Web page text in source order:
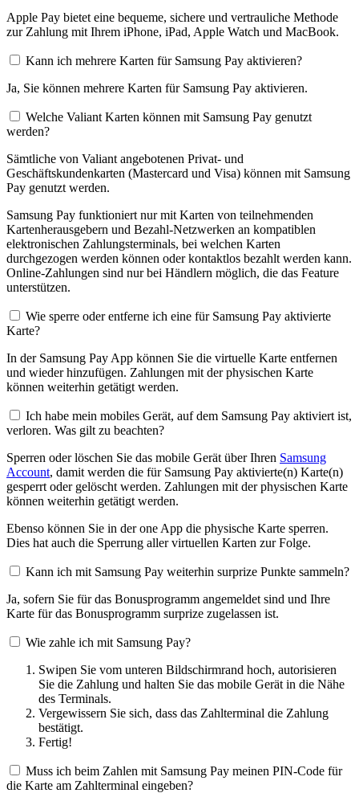
Apple Pay bietet eine bequeme, sichere und vertrauliche Methode
zur Zahlung mit Ihrem iPhone, iPad, Apple Watch und MacBook.
Kann ich mehrere Karten für Samsung Pay aktivieren?
Ja, Sie können mehrere Karten für Samsung Pay aktivieren.
Welche Valiant Karten können mit Samsung Pay genutzt
werden?
Sämtliche von Valiant angebotenen Privat- und
Geschäftskundenkarten (Mastercard und Visa) können mit Samsung
Pay genutzt werden.
Samsung Pay funktioniert nur mit Karten von teilnehmenden
Kartenherausgebern und Bezahl-Netzwerken an kompatiblen
elektronischen Zahlungsterminals, bei welchen Karten
durchgezogen werden können oder kontaktlos bezahlt werden kann.
Online-Zahlungen sind nur bei Händlern möglich, die das Feature
unterstützen.
Wie sperre oder entferne ich eine für Samsung Pay aktivierte
Karte?
In der Samsung Pay App können Sie die virtuelle Karte entfernen
und wieder hinzufügen. Zahlungen mit der physischen Karte
können weiterhin getätigt werden.
Ich habe mein mobiles Gerät, auf dem Samsung Pay aktiviert ist,
verloren. Was gilt zu beachten?
Sperren oder löschen Sie das mobile Gerät über Ihren Samsung
Account, damit werden die für Samsung Pay aktivierte(n) Karte(n)
gesperrt oder gelöscht werden. Zahlungen mit der physischen Karte
können weiterhin getätigt werden.
Ebenso können Sie in der one App die physische Karte sperren.
Dies hat auch die Sperrung aller virtuellen Karten zur Folge.
Kann ich mit Samsung Pay weiterhin surprize Punkte sammeln?
Ja, sofern Sie für das Bonusprogramm angemeldet sind und Ihre
Karte für das Bonusprogramm surprize zugelassen ist.
Wie zahle ich mit Samsung Pay?
Swipen Sie vom unteren Bildschirmrand hoch, autorisieren
Sie die Zahlung und halten Sie das mobile Gerät in die Nähe
des Terminals.
Vergewissern Sie sich, dass das Zahlterminal die Zahlung
bestätigt.
Fertig!
Muss ich beim Zahlen mit Samsung Pay meinen PIN-Code für
die Karte am Zahlterminal eingeben?